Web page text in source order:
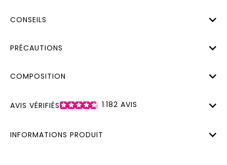
CONSEILS
PRÉCAUTIONS
COMPOSITION
AVIS VÉRIFIÉS 1 182 AVIS
INFORMATIONS PRODUIT